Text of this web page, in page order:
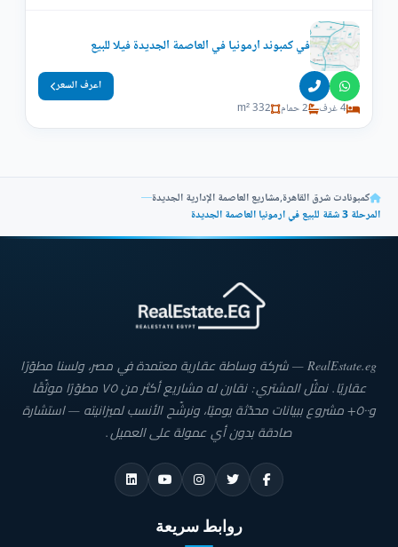
في كمبوند ارمونيا في العاصمة الجديدة فيلا للبيع
4 غرف 2 حمام 332 m²
اعرف السعر
كمبونادت شرق القاهرة,مشاريع العاصمة الإدارية الجديدة—
المرحلة 3 شقة للبيع في ارمونيا العاصمة الجديدة
RealEstate.eg — شركة وساطة عقارية معتمدة في مصر، ولسنا مطوّرًا
عقاريًا. نمثّل المشتري: نقارن له مشاريع أكثر من ٧٥ مطوّرًا موثّقًا
و٥٠٠+ مشروع ببيانات محدّثة يوميًا، ونرشّح الأنسب لميزانيته — استشارة
صادقة بدون أي عمولة على العميل.
روابط سريعة